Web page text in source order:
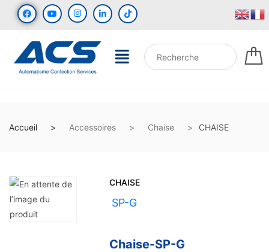
Accueil Accessoires Chaise CHAISE
CHAISE
SP-G
Chaise-SP-G